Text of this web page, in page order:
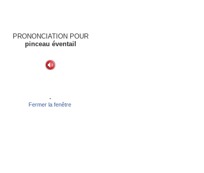
PRONONCIATION POUR
pinceau éventail
-
Fermer la fenêtre